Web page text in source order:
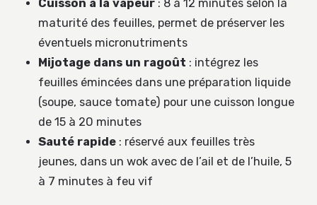
Cuisson à la vapeur : 8 à 12 minutes selon la
maturité des feuilles, permet de préserver les
éventuels micronutriments
Mijotage dans un ragoût : intégrez les
feuilles émincées dans une préparation liquide
(soupe, sauce tomate) pour une cuisson longue
de 15 à 20 minutes
Sauté rapide : réservé aux feuilles très
jeunes, dans un wok avec de l’ail et de l’huile, 5
à 7 minutes à feu vif